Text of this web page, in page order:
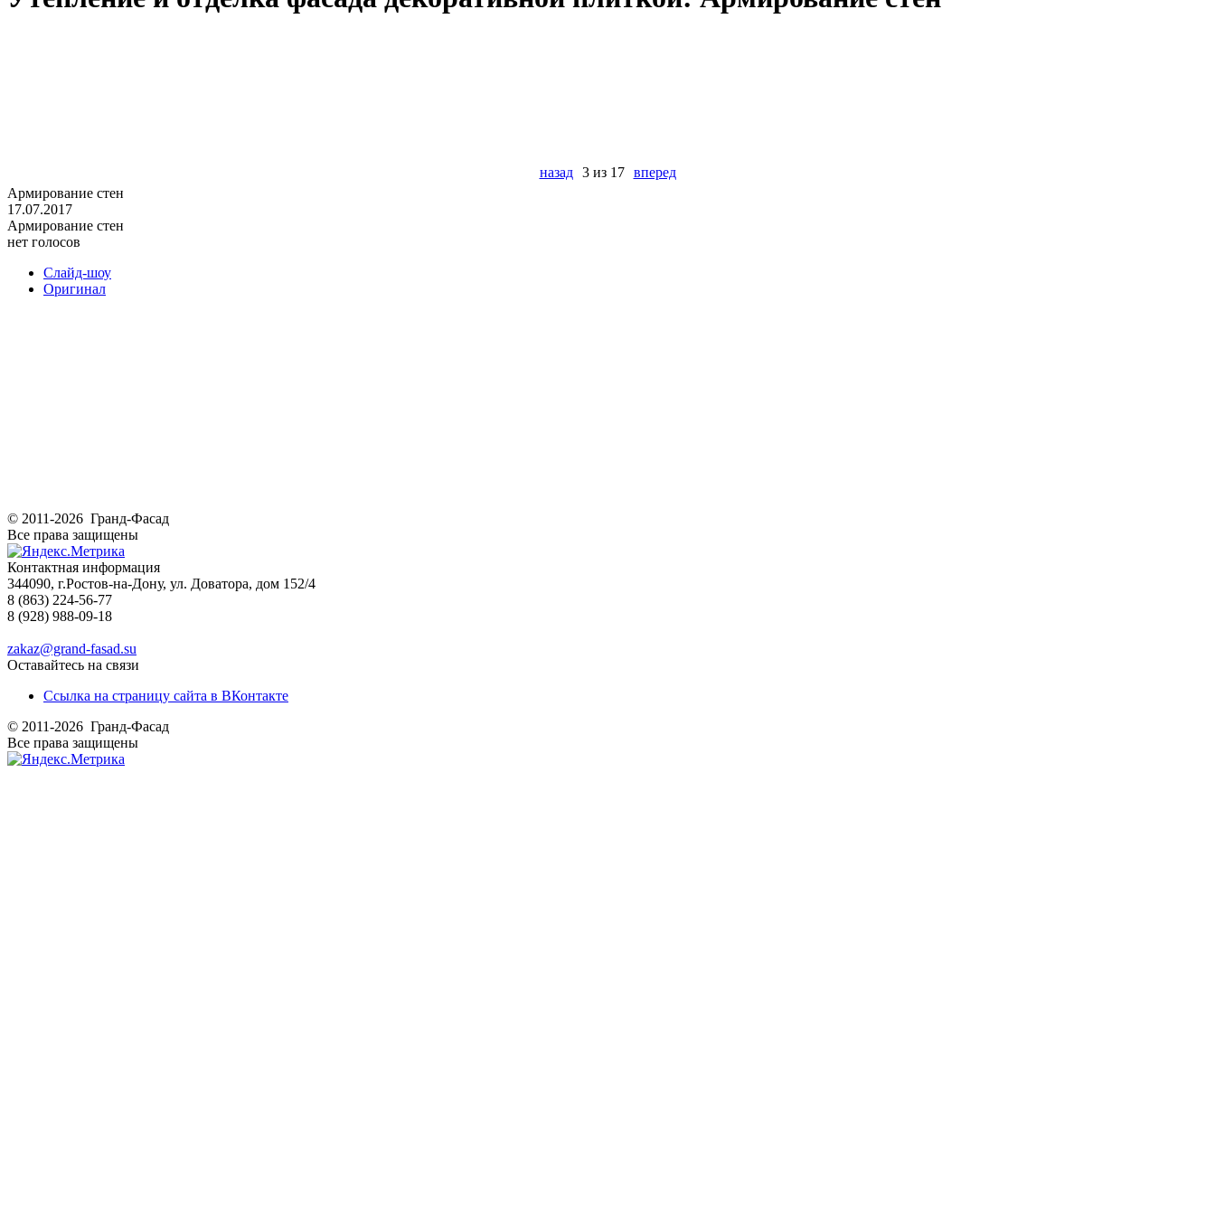
назад 3 из 17
вперед
Армирование стен
17.07.2017
Армирование стен
нет голосов
Слайд-шоу
Оригинал
© 2011-2026 Гранд-Фасад
Все права защищены
Контактная информация
344090, г.Ростов-на-Дону, ул. Доватора, дом 152/4
8 (863) 224-56-77
8 (928) 988-09-18
zakaz@grand-fasad.su
Оставайтесь на связи
Ссылка на страницу сайта в ВКонтакте
© 2011-2026 Гранд-Фасад
Все права защищены